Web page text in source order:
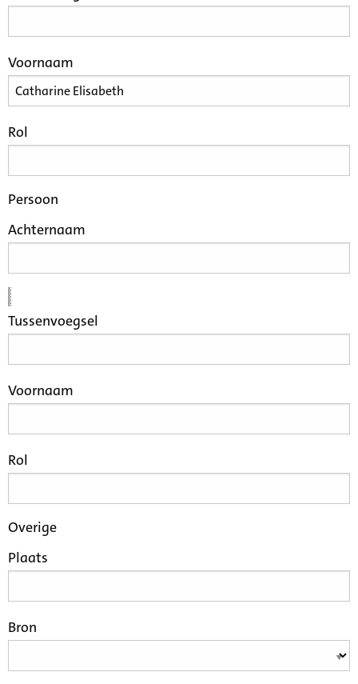
Voornaam
Rol
Persoon
Achternaam
Tussenvoegsel
Voornaam
Rol
Overige
Plaats
Bron